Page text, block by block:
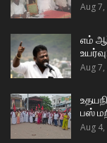
Aug
எம்
Aug
பஸ்
Aug